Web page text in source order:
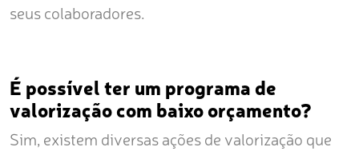
seus colaboradores.
É possível ter um programa de
valorização com baixo orçamento?
Sim, existem diversas ações de valorização que